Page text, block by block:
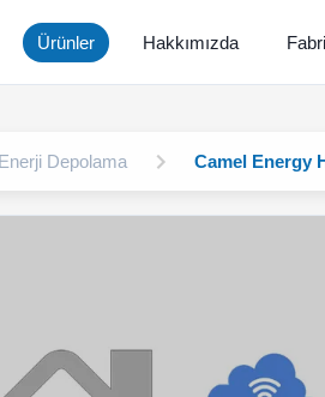
Ürünler Hakkımızda
Depolama Camel Energy